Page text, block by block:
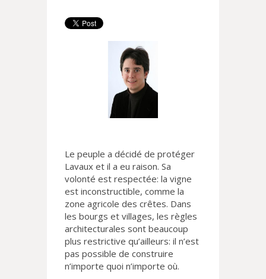
Le peuple a décidé de protéger
Lavaux et il a eu raison. Sa
volonté est respectée: la vigne
est inconstructible, comme la
zone agricole des crêtes. Dans
les bourgs et villages, les règles
architecturales sont beaucoup
plus restrictive qu’ailleurs: il n’est
pas possible de construire
n’importe quoi n’importe où.